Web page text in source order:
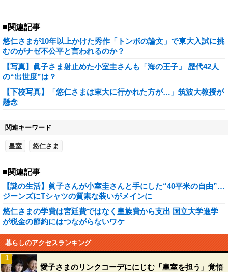
■関連記事
悠仁さまが10年以上かけた秀作「トンボの論文」で東大入試に挑
むのがナゼ不公平と言われるのか？
【写真】眞子さま射止めた小室圭さんも「海の王子」 歴代42人
の“出世度”は？
【下校写真】「悠仁さまは東大に行かれた方が…」筑波大教授が
懸念
関連キーワード
皇室 悠仁さま
■関連記事
【謎の生活】眞子さんが小室圭さんと手にした“40平米の自由”…
ジーンズにTシャツの質素な装いがメインに
悠仁さまの学費は宮廷費ではなく皇族費から支出 国立大学進学
が税金の節約にはつながらないワケ
暮らしのアクセスランキング
愛子さまのリンクコーデににじむ「皇室を担う」覚悟
1